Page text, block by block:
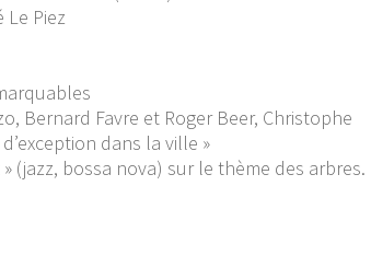
Piez
Bernard Favre et Roger Beer, Christophe
dans la ville »
(jazz, bossa nova) sur le thème des arbres.